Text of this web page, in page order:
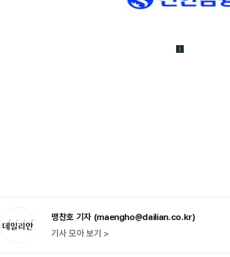
맹찬호 기자 (maengho@dailian.co.kr)
기사 모아 보기 >